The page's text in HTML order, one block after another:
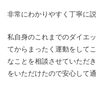
非常にわかりやすく丁寧に
私自身のこれまでのダイエ
てからまったく運動をして
なことを相談させていただ
をいただけたので安心して